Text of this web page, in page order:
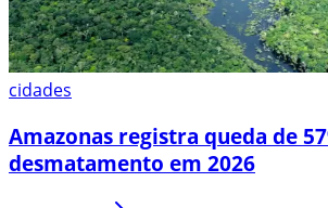
cidades
Amazonas registra queda de
desmatamento em 2026